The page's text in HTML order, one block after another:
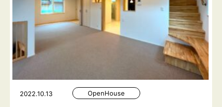
2022.10.13 OpenHouse